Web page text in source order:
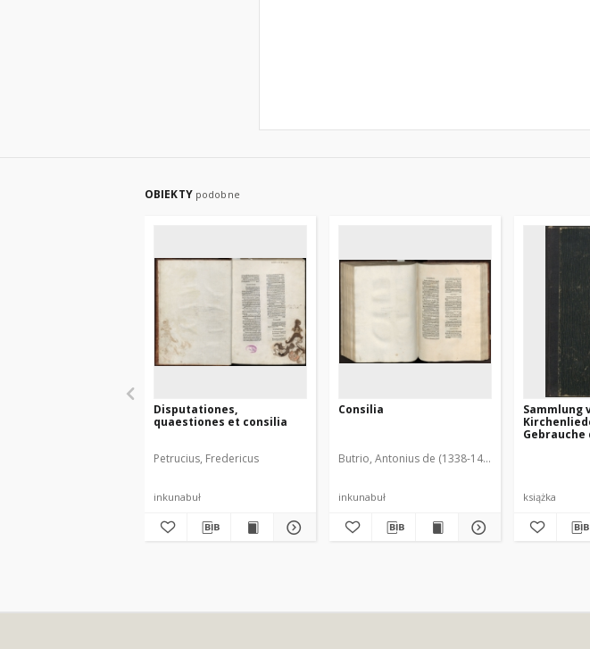
OBIEKTY podobne
Disputationes,
quaestiones et consilia
Petrucius, Fredericus
inkunabuł
Consilia
Butrio, Antonius de (1338-1408)
inkunabuł
Sammlung
Gebrauche
książka